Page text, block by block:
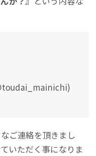
ご連絡を頂きまし
いただく事になりま